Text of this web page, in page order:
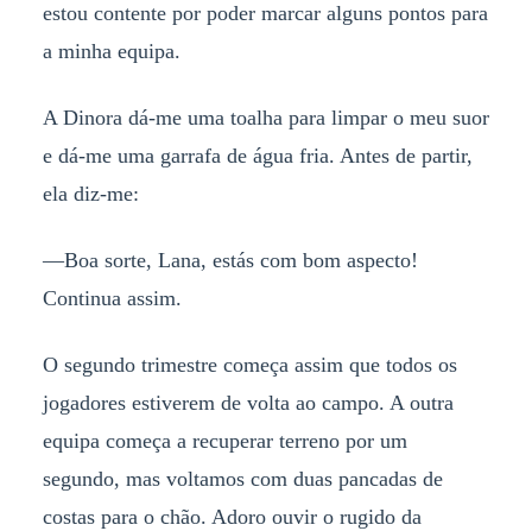
estou contente por poder marcar alguns pontos para
a minha equipa.
A Dinora dá-me uma toalha para limpar o meu suor
e dá-me uma garrafa de água fria. Antes de partir,
ela diz-me:
—Boa sorte, Lana, estás com bom aspecto!
Continua assim.
O segundo trimestre começa assim que todos os
jogadores estiverem de volta ao campo. A outra
equipa começa a recuperar terreno por um
segundo, mas voltamos com duas pancadas de
costas para o chão. Adoro ouvir o rugido da